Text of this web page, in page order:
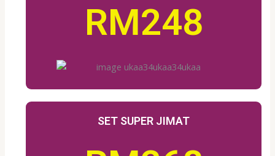
RM248
SET SUPER JIMAT